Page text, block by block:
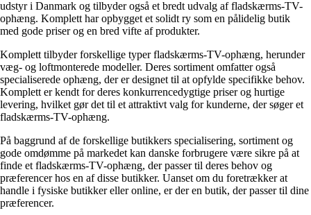
udstyr i Danmark og tilbyder også et bredt udvalg af fladskærms-TV-
ophæng. Komplett har opbygget et solidt ry som en pålidelig butik
med gode priser og en bred vifte af produkter.
Komplett tilbyder forskellige typer fladskærms-TV-ophæng, herunder
væg- og loftmonterede modeller. Deres sortiment omfatter også
specialiserede ophæng, der er designet til at opfylde specifikke behov.
Komplett er kendt for deres konkurrencedygtige priser og hurtige
levering, hvilket gør det til et attraktivt valg for kunderne, der søger et
fladskærms-TV-ophæng.
På baggrund af de forskellige butikkers specialisering, sortiment og
gode omdømme på markedet kan danske forbrugere være sikre på at
finde et fladskærms-TV-ophæng, der passer til deres behov og
præferencer hos en af disse butikker. Uanset om du foretrækker at
handle i fysiske butikker eller online, er der en butik, der passer til dine
præferencer.